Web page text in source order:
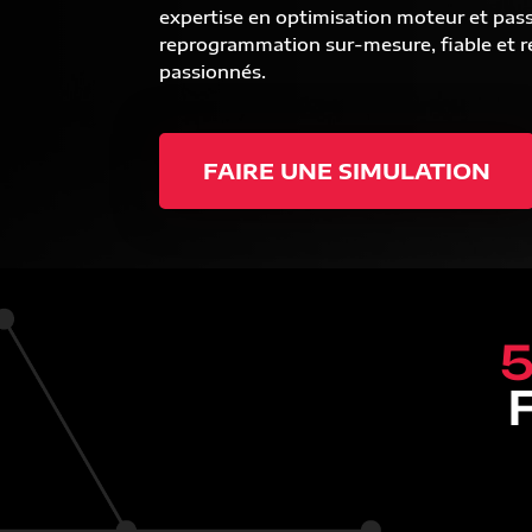
expertise en optimisation moteur et
reprogrammation sur-mesure, fiable et
passionnés.
FAIRE UNE SIMULATION